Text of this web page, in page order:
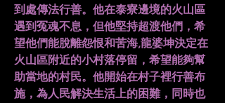
到處傳法行善。他在泰寮邊境的火山區
遇到冤魂不息，但他堅持超渡他們，希
望他們能脫離怨恨和苦海,龍婆坤決定在
火山區附近的小村落停留，希望能夠幫
助當地的村民。他開始在村子裡行善布
施，為人民解決生活上的困難，同時也